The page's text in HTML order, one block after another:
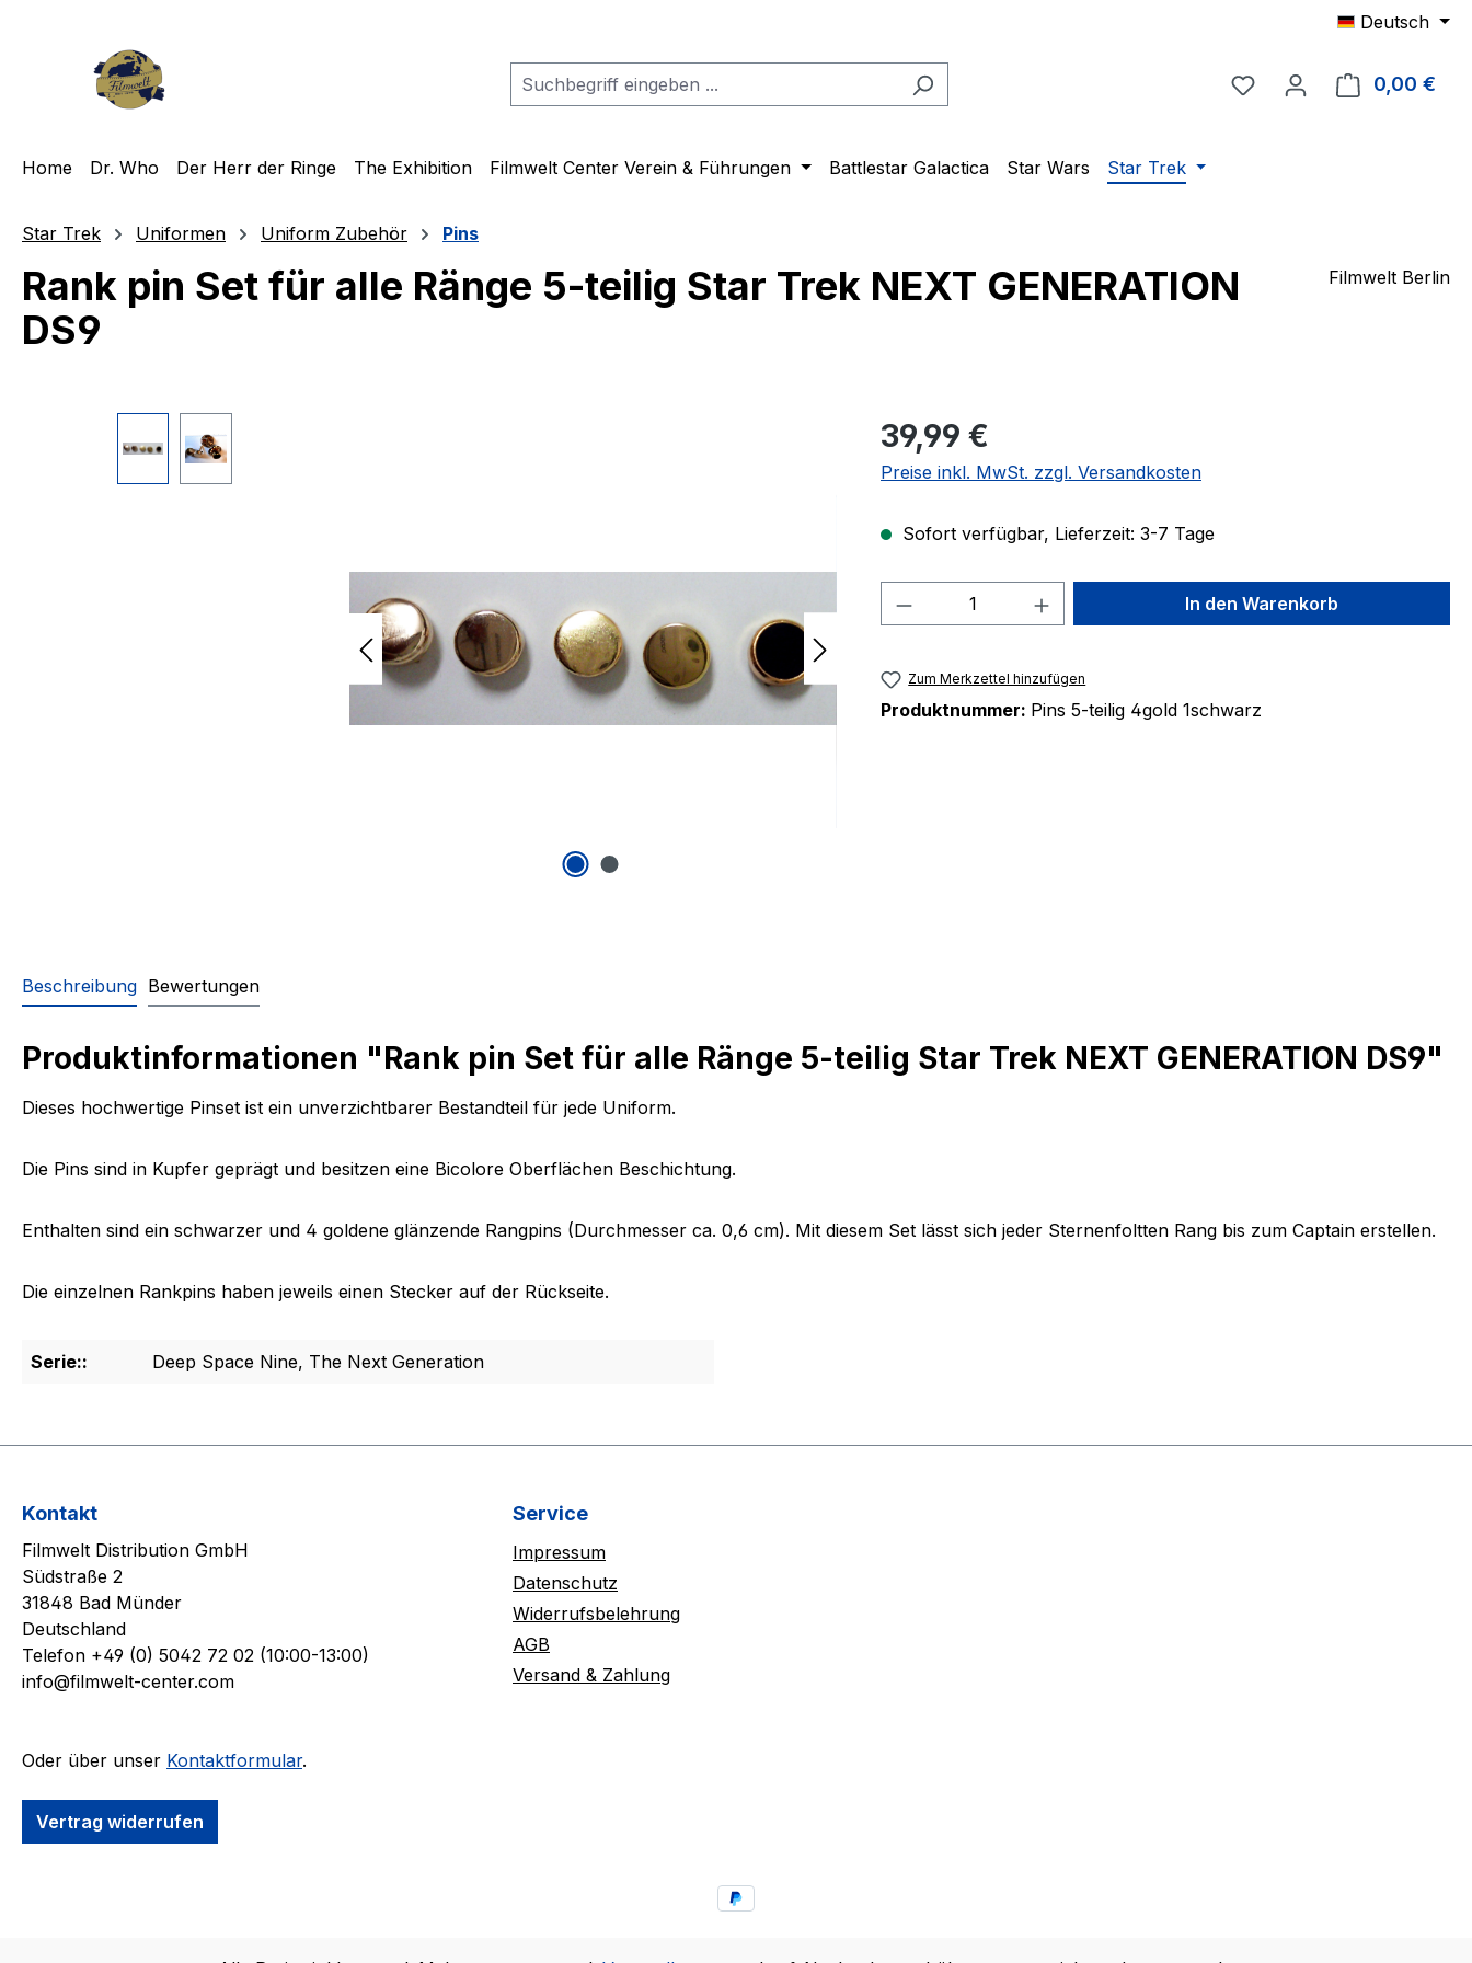
Deutsch
Du hast 0 Produkte auf
0,00 €
Home Dr. Who Der Herr der Ringe The Exhibition Filmwelt Center Verein & Führungen Battlestar Galactica Star Wars Star Trek
Star Trek Uniformen Uniform Zubehör Pins
Rank pin Set für alle Ränge 5-teilig Star Trek NEXT GENERATION
DS9
Filmwelt Berlin
Regulärer Preis:
39,99 €
Preise inkl. MwSt. zzgl. Versandkosten
Sofort verfügbar, Lieferzeit: 3-7 Tage
Produkt Anzahl: Gib den gewünschten Wert
In den Warenkorb
Zum Merkzettel hinzufügen
Produktnummer: Pins 5-teilig 4gold 1schwarz
Beschreibung Bewertungen
Produktinformationen "Rank pin Set für alle Ränge 5-teilig Star Trek NEXT GENERATION DS9"
Dieses hochwertige Pinset ist ein unverzichtbarer Bestandteil für jede Uniform.
Die Pins sind in Kupfer geprägt und besitzen eine Bicolore Oberflächen Beschichtung.
Enthalten sind ein schwarzer und 4 goldene glänzende Rangpins (Durchmesser ca. 0,6 cm). Mit diesem Set lässt sich jeder Sternenfoltten Rang bis zum Captain erstellen.
Die einzelnen Rankpins haben jeweils einen Stecker auf der Rückseite.
Serie:: Deep Space Nine, The Next Generation
Kontakt
Filmwelt Distribution GmbH
Südstraße 2
31848 Bad Münder
Deutschland
Telefon +49 (0) 5042 72 02 (10:00-13:00)
info@filmwelt-center.com
Oder über unser Kontaktformular.
Vertrag widerrufen
Service
Impressum
Datenschutz
Widerrufsbelehrung
AGB
Versand & Zahlung